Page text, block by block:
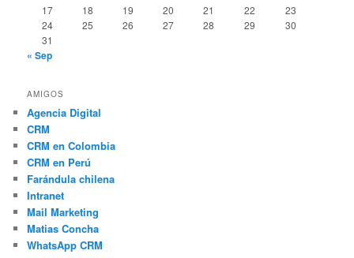
17
18 19 20 21 22
23
24
25 26 27 28 29
30
31
« Sep
AMIGOS
Agencia Digital
CRM
CRM en Colombia
CRM en Perú
Farándula chilena
Intranet
Mail Marketing
Matias Concha
WhatsApp CRM